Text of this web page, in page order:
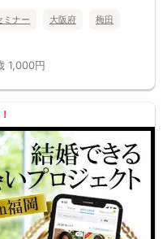
ミナー 大阪府 梅田
1,000円